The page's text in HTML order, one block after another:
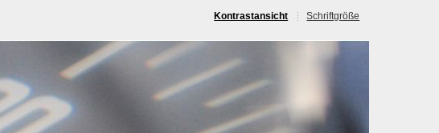
Kontrastansicht Schriftgröße